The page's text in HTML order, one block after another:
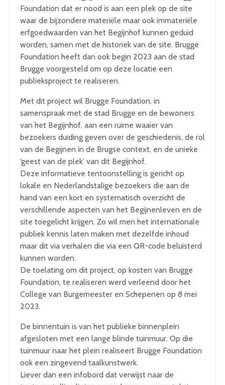
Foundation dat er nood is aan een plek op de site
waar de bijzondere materiële maar ook immateriële
erfgoedwaarden van het Begijnhof kunnen geduid
worden, samen met de historiek van de site. Brugge
Foundation heeft dan ook begin 2023 aan de stad
Brugge voorgesteld om op deze locatie een
publieksproject te realiseren.
Met dit project wil Brugge Foundation, in
samenspraak met de stad Brugge en de bewoners
van het Begijnhof, aan een ruime waaier van
bezoekers duiding geven over de geschiedenis, de rol
van de Begijnen in de Brugse context, en de unieke
‘geest van de plek’ van dit Begijnhof.
Deze informatieve tentoonstelling is gericht op
lokale en Nederlandstalige bezoekers die aan de
hand van een kort en systematisch overzicht de
verschillende aspecten van het Begijnenleven en de
site toegelicht krijgen. Zo wil men het internationale
publiek kennis laten maken met dezelfde inhoud
maar dit via verhalen die via een QR-code beluisterd
kunnen worden.
De toelating om dit project, op kosten van Brugge
Foundation, te realiseren werd verleend door het
College van Burgemeester en Schepenen op 8 mei
2023.
De binnentuin is van het publieke binnenplein
afgesloten met een lange blinde tuinmuur. Op die
tuinmuur naar het plein realiseert Brugge Foundation
ook een zingevend taalkunstwerk.
Liever dan een infobord dat verwijst naar de